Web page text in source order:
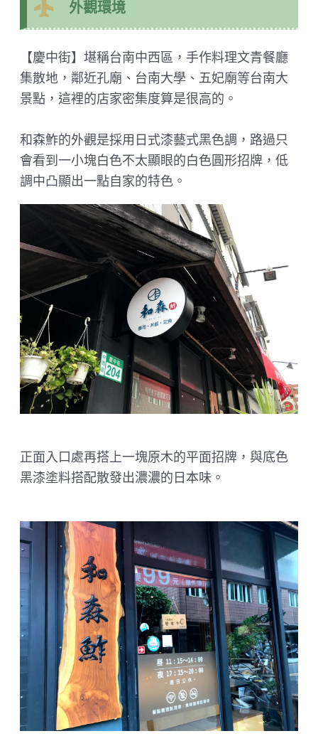
外觀環境
【慶中街】堪稱台南中西區，手作料理文青餐廳
集散地，鄰近孔廟、台南大學、五妃廟等台南大
景點，這裡的店家密集度算是很高的。
和森鮓的外觀是採用日式漆藝式黑色調，路過只
會看到一小塊白色不太顯眼的白色圓形招牌，低
調中凸顯出一點自家的特色。
正面入口處再搭上一塊原木的平面招牌，與底色
黑漆塗料搭配散發出濃濃的日本味。